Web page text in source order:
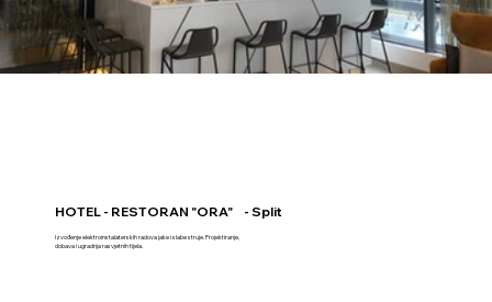
HOTEL - RESTORAN "ORA" - Split
Izvođenje elektroinstalaterskih radova jake i slabe struje. Projektiranje,
dobava i ugradnja rasvjetnih tijela.